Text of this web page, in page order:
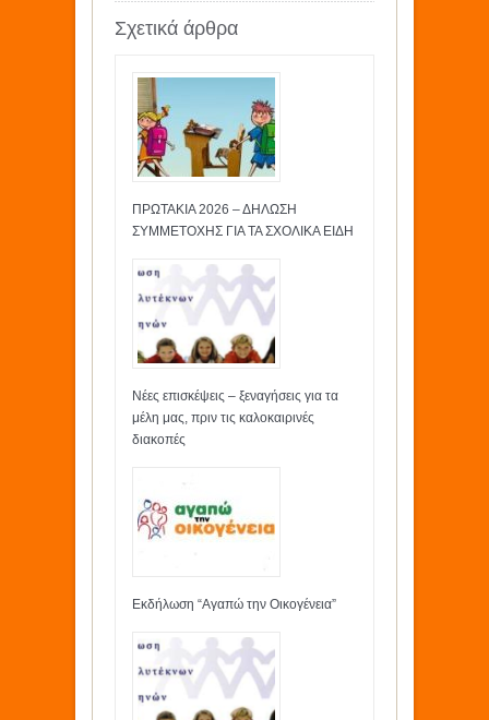
Σχετικά άρθρα
ΠΡΩΤΑΚΙΑ 2026 – ΔΗΛΩΣΗ
ΣΥΜΜΕΤΟΧΗΣ ΓΙΑ ΤΑ ΣΧΟΛΙΚΑ ΕΙΔΗ
Νέες επισκέψεις – ξεναγήσεις για τα
μέλη μας, πριν τις καλοκαιρινές
διακοπές
Εκδήλωση “Αγαπώ την Οικογένεια”